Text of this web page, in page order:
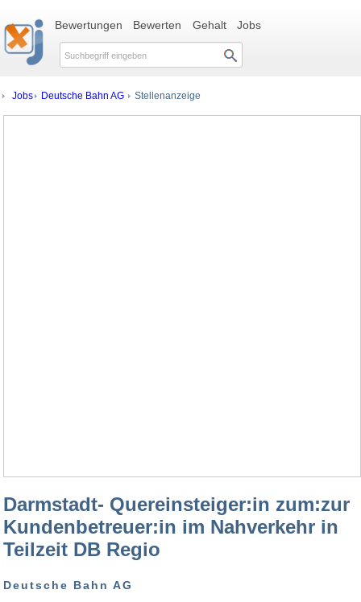
Bewertungen Bewerten Gehalt Jobs
Jobs Deutsche Bahn AG Stellenanzeige
Darmstadt- Quereinsteiger:in zum:zur
Kundenbetreuer:in im Nahverkehr in
Teilzeit DB Regio
Deutsche Bahn AG